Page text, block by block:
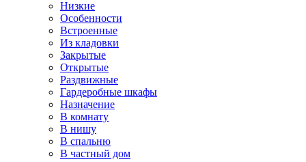
Низкие
Особенности
Встроенные
Из кладовки
Закрытые
Открытые
Раздвижные
Гардеробные шкафы
Назначение
В комнату
В нишу
В спальню
В частный дом